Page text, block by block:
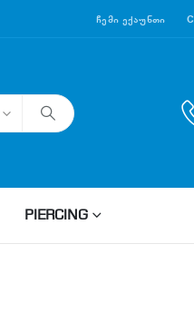
Ჩემი Ექაუნთი
PIERCING